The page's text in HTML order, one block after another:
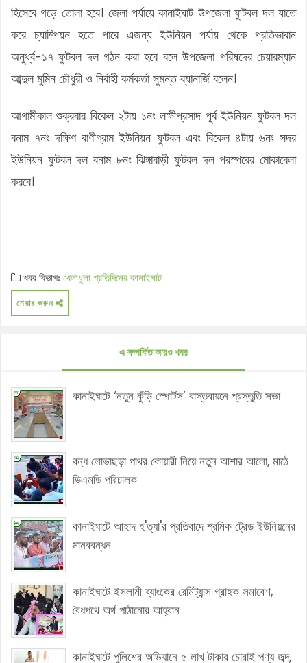
হিসেবে গড়ে তোলা হবে। জেলা পর্যায়ে কানাইঘাট উপজেলা ফুটবল দল যাতে
করে চ্যাম্পিয়ন হতে পারে এজন্য ইউনিয়ন পর্যায় থেকে প্রতিভাবান
অনুর্ধ্ব-১৭ ফুটবল দল গঠন করা হবে বলে উপজেলা পরিষদের চেয়ারম্যান
আব্দুল মুমিন চৌধুরী ও নির্বাহী কর্মকর্তা সুমন্ত ব্যানার্জি বলেন।
আগামীকাল শুক্রবার বিকেল ২টায় ১নং লক্ষীপ্রসাদ পূর্ব ইউনিয়ন ফুটবল দল
বনাম ৭নং দক্ষিণ বাণীগ্রাম ইউনিয়ন ফুটবল এবং বিকেল ৪টায় ৬নং সদর
ইউনিয়ন ফুটবল দল বনাম ৮নং ঝিঙ্গাবাড়ী ফুটবল দল পরস্পরের মোকাবেলা
করবে।
খবর বিভাগঃখেলাধুলাপ্রতিদিনের কানাইঘাট
শেয়ার করুন
এ সম্পর্কিত আরও খবর
কানাইঘাটে ‘নতুন কুঁড়ি স্পোর্টস’ বাস্তবায়নে প্রস্তুতি সভা
বন্ধ লোভাছড়া পাথর কোয়ারী নিয়ে নতুন আশার আলো, মাঠে
ডিএমডি পরিচালক
কানাইঘাটে আহাদ হ'ত্যা'র প্রতিবাদে শ্রমিক ট্রেড ইউনিয়নের
মানববন্ধন
কানাইঘাটে ইসলামী ব্যাংকের রেমিট্যান্স গ্রাহক সমাবেশ,
বৈধপথে অর্থ পাঠানোর আহ্বান
কানাইঘাটে পুলিশের অভিযানে ৫ লাখ টাকার চোরাই পণ্য জব্দ,